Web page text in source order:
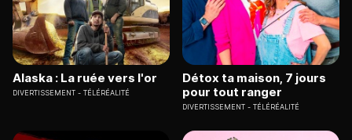
Alaska : La ruée vers l'or
DIVERTISSEMENT TÉLÉRÉALITÉ
Détox ta maison, 7 jours
pour tout ranger
DIVERTISSEMENT TÉLÉRÉALITÉ